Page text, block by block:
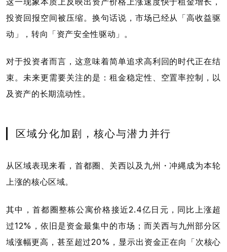
投资回报空间被压缩。换句话说，市场已经从「高收益驱
动」，转向「资产安全性驱动」。
对于投资者而言，这意味着简单追求高利回的时代正在结
束。未来更需要关注的是：租金稳定性、空置率控制，以
及资产的长期流动性。
区域分化加剧，核心与潜力并行
从区域表现来看，首都圈、关西以及九州・冲縄成为本轮
上涨的核心区域。
其中，首都圈整栋公寓价格接近2.4亿日元，同比上涨超
过12%，依旧是资金最集中的市场；而关西与九州部分区
域涨幅更高，甚至超过20%，显示出资金正在向「次核心